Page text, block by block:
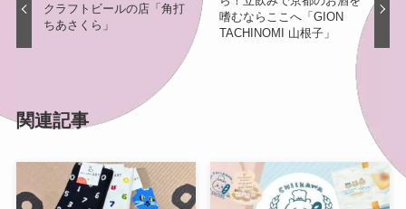
クラフトビールの店「角打
ちあさくら」
嗜むならここへ「GION
TACHINOMI 山根子」
関連記事